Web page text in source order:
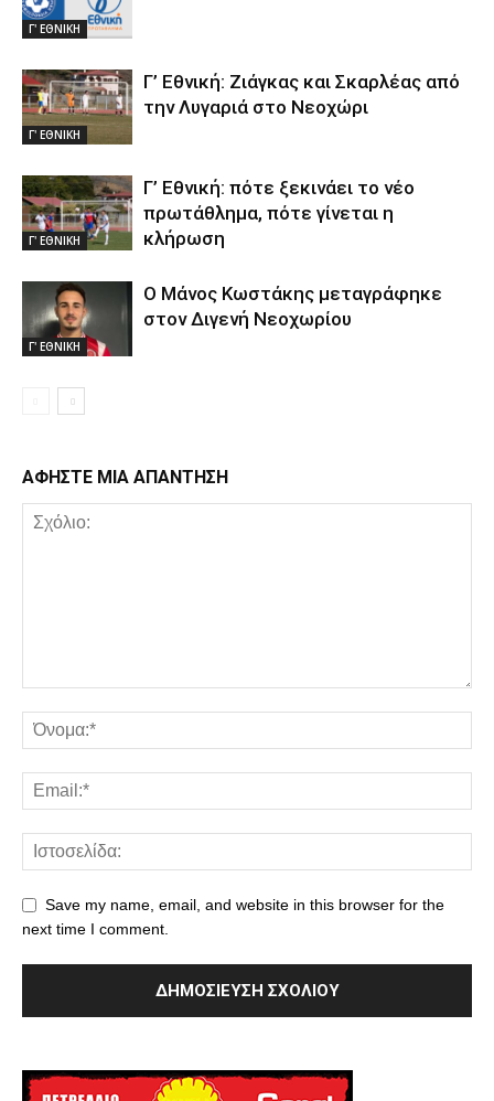
Γ' ΕΘΝΙΚΗ
Γ' ΕΘΝΙΚΗ
Γ’ Εθνική: Ζιάγκας και Σκαρλέας από
την Λυγαριά στο Νεοχώρι
Γ' ΕΘΝΙΚΗ
Γ’ Εθνική: πότε ξεκινάει το νέο
πρωτάθλημα, πότε γίνεται η
κλήρωση
Γ' ΕΘΝΙΚΗ
Ο Μάνος Κωστάκης μεταγράφηκε
στον Διγενή Νεοχωρίου
ΑΦΗΣΤΕ ΜΙΑ ΑΠΑΝΤΗΣΗ
Save my name, email, and website in this browser for the
next time I comment.